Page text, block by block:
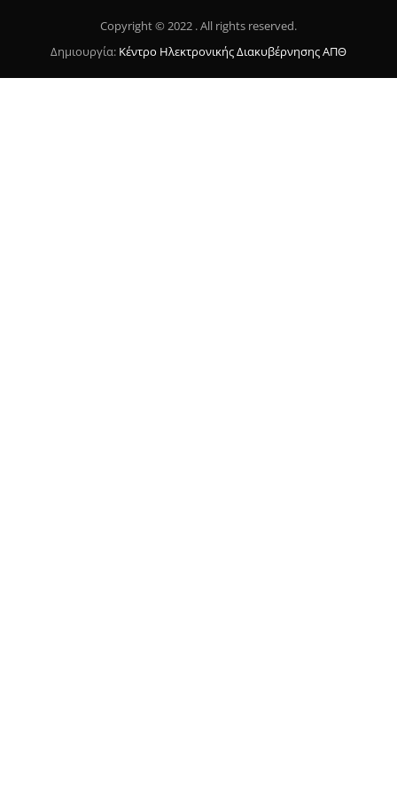
Copyright © 2022 . All rights reserved.
Δημιουργία: Κέντρο Ηλεκτρονικής Διακυβέρνησης ΑΠΘ